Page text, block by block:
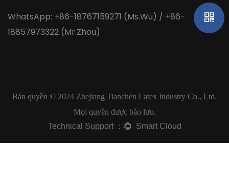
WhatsApp: +86-18767159271 (Ms.Wu) / +86-
18857973322 (Mr.Zhou)
Bản quyền © 2024 Zhejiang Tianchen Latex Industry Co., Ltd.
Mọi quyền được bảo lưu.